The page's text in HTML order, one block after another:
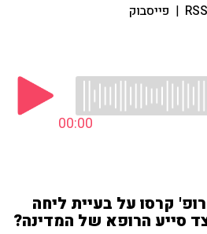
RSS
| פייסבוק
00:00
קרסו על בעיית ליחה
סייע הרופא של המדינה?